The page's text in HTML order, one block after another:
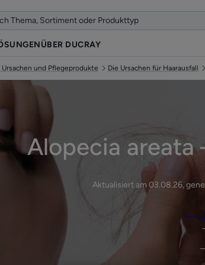
ÜBER DUCRAY
und Pflegeprodukte Die Ursachen für Haarausfall
Alopecia areata
Aktualisiert am 03.08.26,